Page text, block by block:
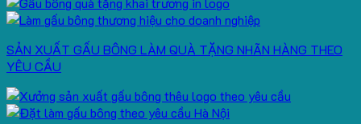
SẢN XUẤT GẤU BÔNG LÀM QUÀ TẶNG NHÃN HÀNG THEO
YÊU CẦU